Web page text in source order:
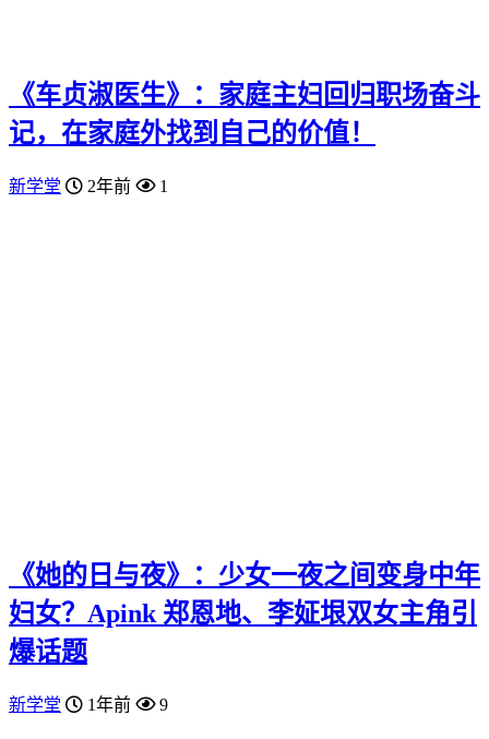
《车贞淑医生》：家庭主妇回归职场奋斗
记，在家庭外找到自己的价值！
新学堂 2年前 1
《她的日与夜》：少女一夜之间变身中年
妇女？Apink 郑恩地、李姃垠双女主角引
爆话题
新学堂 1年前 9